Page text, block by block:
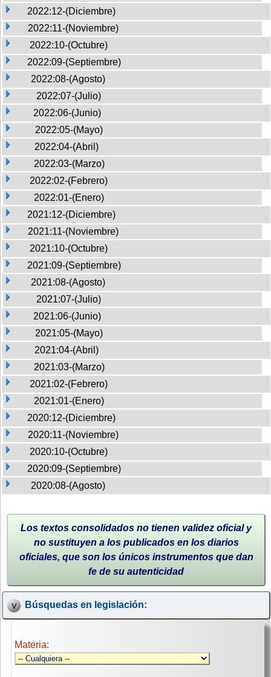
2022:12-(Diciembre)
2022:11-(Noviembre)
2022:10-(Octubre)
2022:09-(Septiembre)
2022:08-(Agosto)
2022:07-(Julio)
2022:06-(Junio)
2022:05-(Mayo)
2022:04-(Abril)
2022:03-(Marzo)
2022:02-(Febrero)
2022:01-(Enero)
2021:12-(Diciembre)
2021:11-(Noviembre)
2021:10-(Octubre)
2021:09-(Septiembre)
2021:08-(Agosto)
2021:07-(Julio)
2021:06-(Junio)
2021:05-(Mayo)
2021:04-(Abril)
2021:03-(Marzo)
2021:02-(Febrero)
2021:01-(Enero)
2020:12-(Diciembre)
2020:11-(Noviembre)
2020:10-(Octubre)
2020:09-(Septiembre)
2020:08-(Agosto)
Los textos consolidados no tienen validez oficial y
no sustituyen a los publicados en los diarios
oficiales, que son los únicos instrumentos que dan
fe de su autenticidad
Búsquedas en legislación:
Materia: